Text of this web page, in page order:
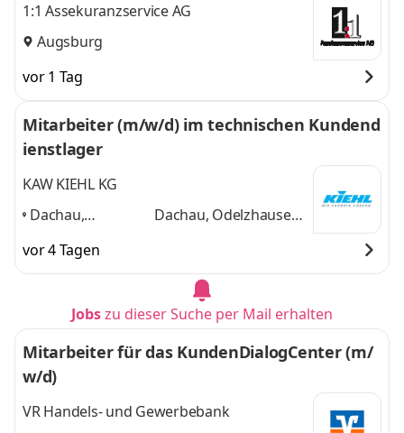
1:1 Assekuranzservice AG
Augsburg
vor 1 Tag
Mitarbeiter (m/w/d) im technischen Kundend
ienstlager
KAW KIEHL KG
Dachau,
Augsburg,
München,
Dachau, Odelzhausen,
vor 4 Tagen
Jobszu dieser Suche per Mail erhalten
Mitarbeiter für das KundenDialogCenter (m/
w/d)
VR Handels- und Gewerbebank